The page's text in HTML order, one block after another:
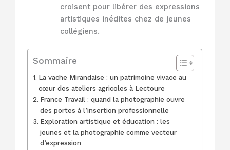
croisent pour libérer des expressions
artistiques inédites chez de jeunes
collégiens.
Sommaire
La vache Mirandaise : un patrimoine vivace au
cœur des ateliers agricoles à Lectoure
France Travail : quand la photographie ouvre
des portes à l’insertion professionnelle
Exploration artistique et éducation : les
jeunes et la photographie comme vecteur
d’expression